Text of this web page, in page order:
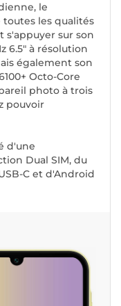
le
toutes les qualités
s'appuyer sur son
6.5" à résolution
également son
Octo-Core
photo à trois
pouvoir
d'une
Dual SIM, du
C et d'Android